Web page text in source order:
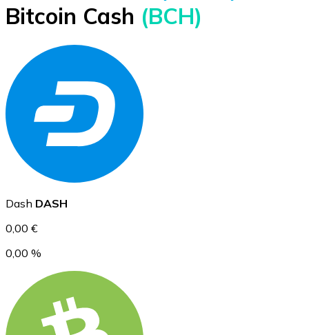
BTC
Ethereum
ETH
Bitcoin Cash (BCH)
Dash DASH
0,00 €
0,00 %